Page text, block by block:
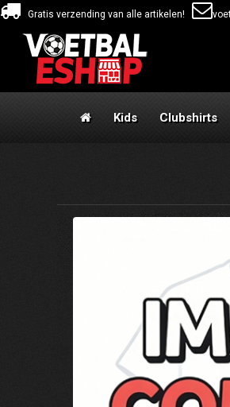
Gratis verzending van alle artikelen!
Kids Clubshirts